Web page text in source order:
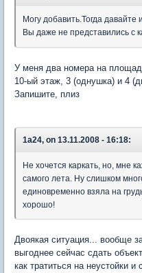
Могу добавить.Тогда
Вы даже не представились с
У меня два номера на
10-ый этаж, 3 (однушка) и 4
Запишите, плиз
1a24, on 13.11.2008 - 16:18:
Не хочется каркать, но, мне
самого лета. Ну слишком
единовременно взяла на
хорошо!
Двоякая ситуация... вообще
выгоднее сейчас сдать
как тратиться на неустойки